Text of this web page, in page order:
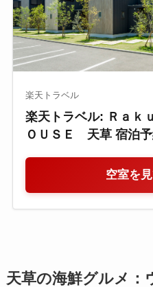
楽天トラベル
楽天トラベル: Ｒａ
ＯＵＳＥ 天草 宿泊
空室を
天草の海鮮グルメ：